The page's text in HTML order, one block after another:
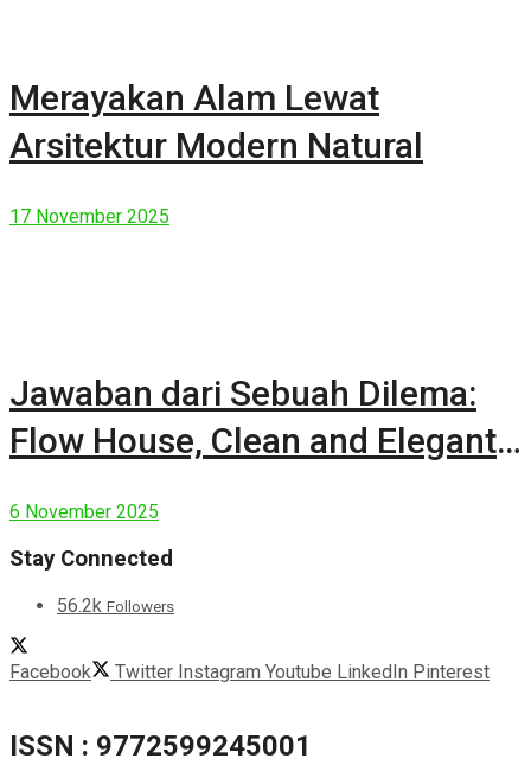
Merayakan Alam Lewat
Arsitektur Modern Natural
17 November 2025
Jawaban dari Sebuah Dilema:
Flow House, Clean and Elegant
6 November 2025
Stay Connected
56.2k Followers
Facebook Twitter Instagram Youtube LinkedIn Pinterest
ISSN : 9772599245001